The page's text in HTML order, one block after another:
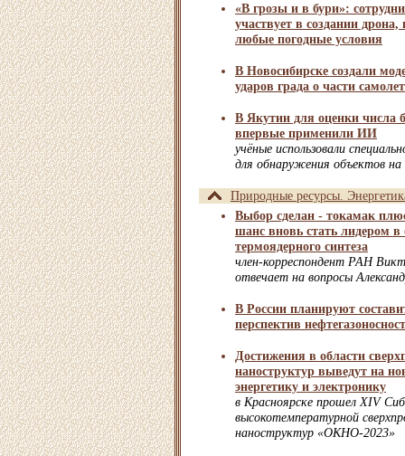
«В грозы и в бури»:
участвует в создании
любые погодные условия
В Новосибирске создали
ударов града о части
В Якутии для оценки числа
впервые применили ИИ
учёные использовали
для обнаружения объектов
Природные ресурсы.
Выбор сделан - токамак
шанс вновь стать лидером в
термоядерного синтеза
член-корреспондент РАН
отвечает на вопросы
В России планируют
перспектив
Достижения в области
наноструктур выведут на
энергетику и электронику
в Красноярске прошел XIV
высокотемпературной
наноструктур «ОКНО-2023»